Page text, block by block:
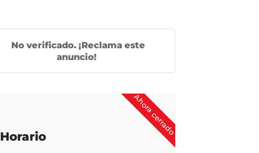
No verificado. ¡Reclama este
anuncio!
Ahora cerrado
Horario